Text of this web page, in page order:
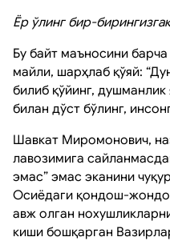
Ёр ўлинг бир-
Бу байт маъносини
майли, шарҳлаб қўяй:
билиб қўйинг,
билан дўст бўлинг,
Шавкат Миромонович,
лавозимига
эмас” эмас эканини
Осиёдаги қондош-
авж олган
киши бошқарган